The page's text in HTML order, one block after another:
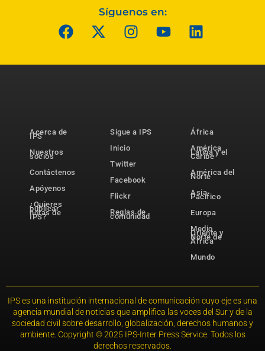
Síguenos en:
Acerca de
IPS
Nuestros
socios
Contáctenos
Apóyenos
¿Quieres
publicar
notas de
IPS?
Sigue a IPS
Inicio
Twitter
Facebook
Flickr
Reglas de
comunidad
África
América
Latina y el
Caribe
América del
Norte
Asia-
Pacífico
Europa
Medio
Oriente y
Norte de
África
Mundo
IPS es una institución internacional de comunicación cuyo eje es una
agencia mundial de noticias que amplifica las voces del Sur y de la
sociedad civil sobre desarrollo, globalización, derechos humanos y
ambiente. Copyright © 2025 IPS-Inter Press Service. Todos los
derechos reservados.